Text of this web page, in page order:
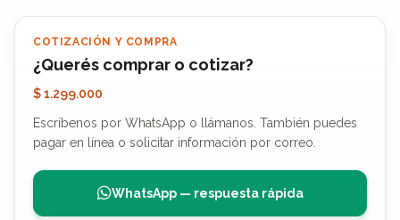
COTIZACIÓN Y COMPRA
¿Querés comprar o cotizar?
$ 1.299.000
Escríbenos por WhatsApp o llámanos. También puedes
pagar en línea o solicitar información por correo.
WhatsApp — respuesta rápida